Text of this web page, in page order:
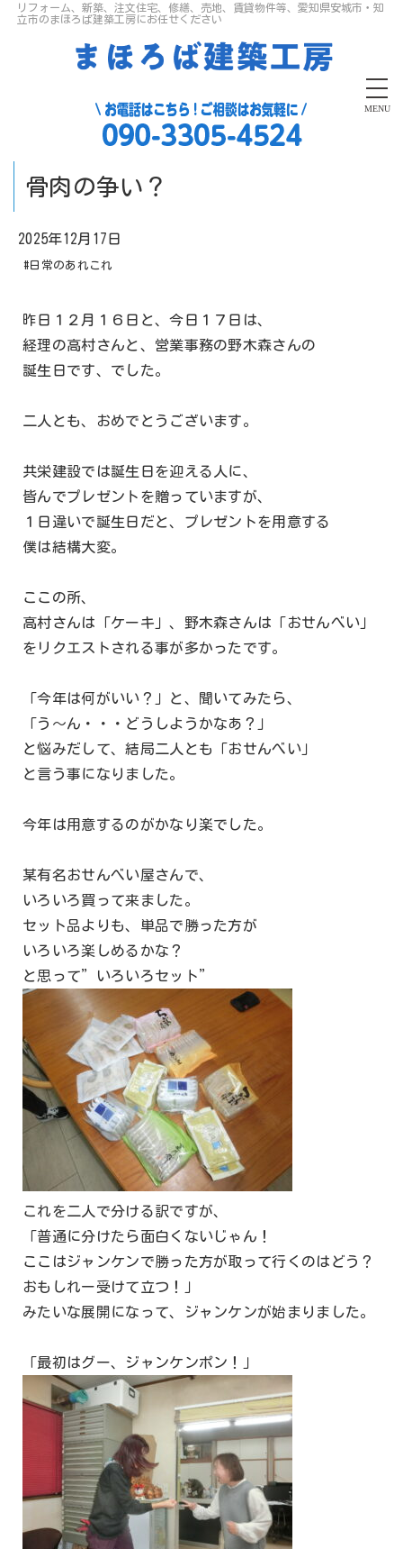
リフォーム、新築、注文住宅、修繕、売地、賃貸物件等、愛知県安城市・知
立市のまほろば建築工房にお任せください
MENU
骨肉の争い？
2025年12月17日
#日常のあれこれ
昨日１２月１６日と、今日１７日は、
経理の高村さんと、営業事務の野木森さんの
誕生日です、でした。
二人とも、おめでとうございます。
共栄建設では誕生日を迎える人に、
皆んでプレゼントを贈っていますが、
１日違いで誕生日だと、プレゼントを用意する
僕は結構大変。
ここの所、
高村さんは「ケーキ」、野木森さんは「おせんべい」
をリクエストされる事が多かったです。
「今年は何がいい？」と、聞いてみたら、
「う～ん・・・どうしようかなあ？」
と悩みだして、結局二人とも「おせんべい」
と言う事になりました。
今年は用意するのがかなり楽でした。
某有名おせんべい屋さんで、
いろいろ買って来ました。
セット品よりも、単品で勝った方が
いろいろ楽しめるかな？
と思って”いろいろセット”
これを二人で分ける訳ですが、
「普通に分けたら面白くないじゃん！
ここはジャンケンで勝った方が取って行くのはどう？
おもしれー受けて立つ！」
みたいな展開になって、ジャンケンが始まりました。
「最初はグー、ジャンケンポン！」